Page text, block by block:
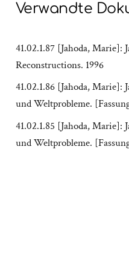
Verwandte
41.02.1.87 [Jahoda, Marie]:
Reconstructions. 1996
41.02.1.86 [Jahoda, Marie]:
und Weltprobleme.
41.02.1.85 [Jahoda, Marie]:
und Weltprobleme.